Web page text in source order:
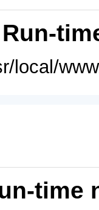
Run-
local/
time